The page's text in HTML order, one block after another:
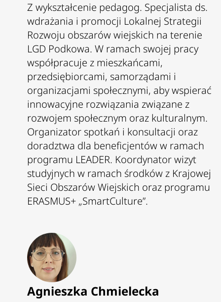
Z wykształcenie pedagog. Specjalista ds.
wdrażania i promocji Lokalnej Strategii
Rozwoju obszarów wiejskich na terenie
LGD Podkowa. W ramach swojej pracy
współpracuje z mieszkańcami,
przedsiębiorcami, samorządami i
organizacjami społecznymi, aby wspierać
innowacyjne rozwiązania związane z
rozwojem społecznym oraz kulturalnym.
Organizator spotkań i konsultacji oraz
doradztwa dla beneficjentów w ramach
programu LEADER. Koordynator wizyt
studyjnych w ramach środków z Krajowej
Sieci Obszarów Wiejskich oraz programu
ERASMUS+ „SmartCulture”.
Agnieszka Chmielecka